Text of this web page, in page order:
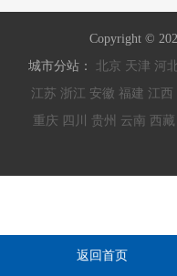
Copyright ©
城市分站： 北京 天津 河
江苏 浙江 安徽 福建 江西
重庆 四川 贵州 云南 西藏
返回首页